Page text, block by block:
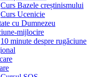
Curs Bazele creștinismului
Curs Ucenicie
cu Dumnezeu
mijlocire
10 minute despre rugăciune